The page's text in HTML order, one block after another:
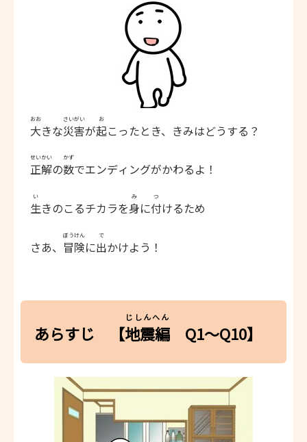
大
おお
きな災害
さいがい
が起
お
こったとき、きみはどうする？
正解
せいかい
の数
かず
でエンディングがかわるよ！
生
い
きのこるチカラを身
み
に付
つ
けるため
さあ、 冒険
ぼうけん
に出
で
かけよう！
あらすじ 【地震編
じしんへん
Q1～Q10】